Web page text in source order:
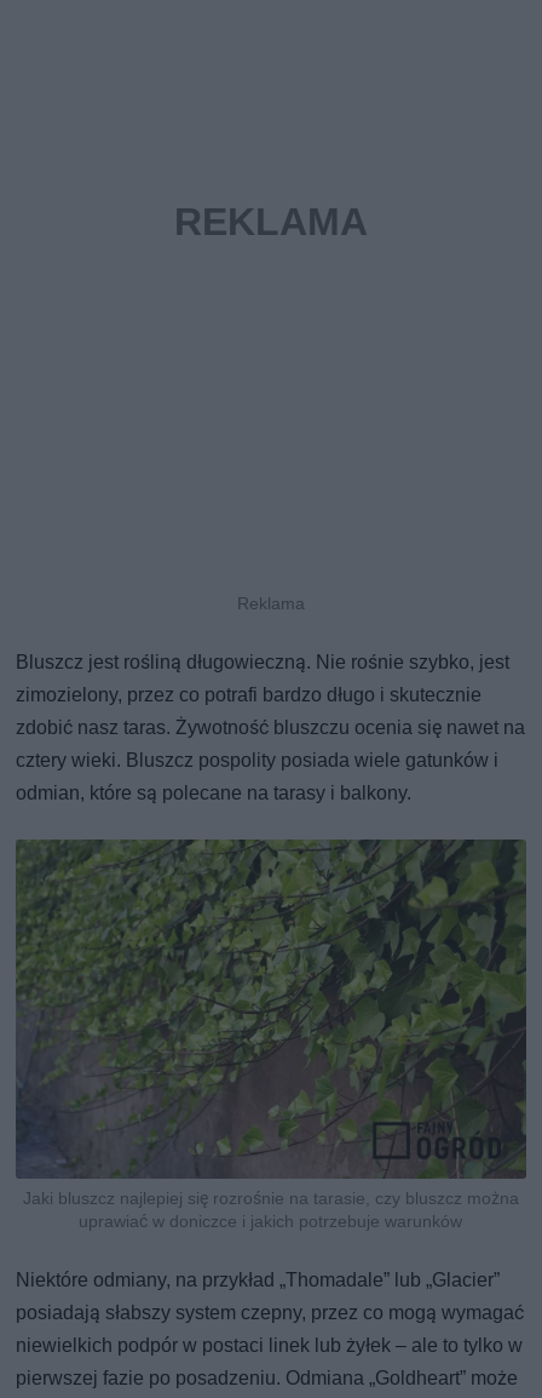
Bluszcz jest rośliną długowieczną. Nie rośnie szybko, jest
zimozielony, przez co potrafi bardzo długo i skutecznie
zdobić nasz taras. Żywotność bluszczu ocenia się nawet na
cztery wieki. Bluszcz pospolity posiada wiele gatunków i
odmian, które są polecane na tarasy i balkony.
Jaki bluszcz najlepiej się rozrośnie na tarasie, czy bluszcz można
uprawiać w doniczce i jakich potrzebuje warunków
Niektóre odmiany, na przykład „Thomadale” lub „Glacier”
posiadają słabszy system czepny, przez co mogą wymagać
niewielkich podpór w postaci linek lub żyłek – ale to tylko w
pierwszej fazie po posadzeniu. Odmiana „Goldheart” może